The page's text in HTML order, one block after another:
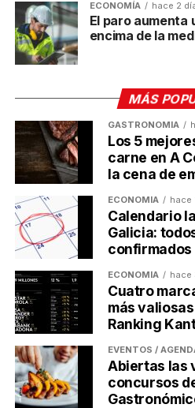
TEMAS RELACIONADOS: A
GALICIA FÓRUM GASTRONÓMICO
GASTRONOMÍA DE GALICIA
A CONTINUACIÓN
62 empresas en FP Dual
El ministro de Industria
a Altri
Ulises Galicia
Actualidad económica,
digital en Galicia
ECONOMÍA hace 2
El paro aumenta
encima de la
MÁS
GASTRONOMÍA
Los 5
carne en A
la cena de
ECONOMÍA hace
Calendario
Galicia:
confirmados
ECONOMÍA hace
Cuatro
más
Ranking
EVENTOS /
Abiertas las
concursos